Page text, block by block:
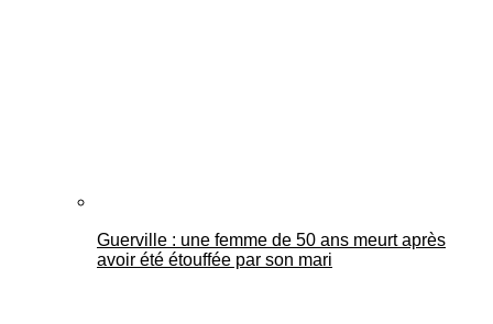
Guerville : une femme de 50 ans meurt après
avoir été étouffée par son mari